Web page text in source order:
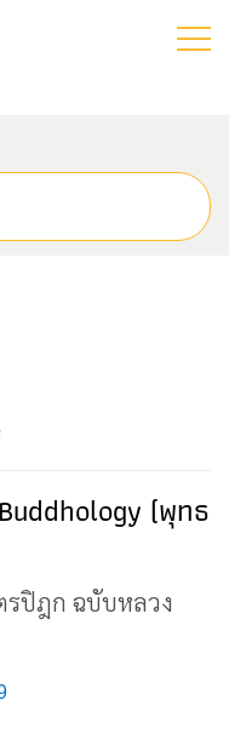
(พุทธ
ปิฎก ฉบับหลวง